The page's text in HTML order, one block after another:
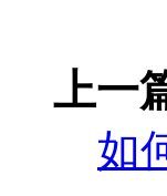
上一
如